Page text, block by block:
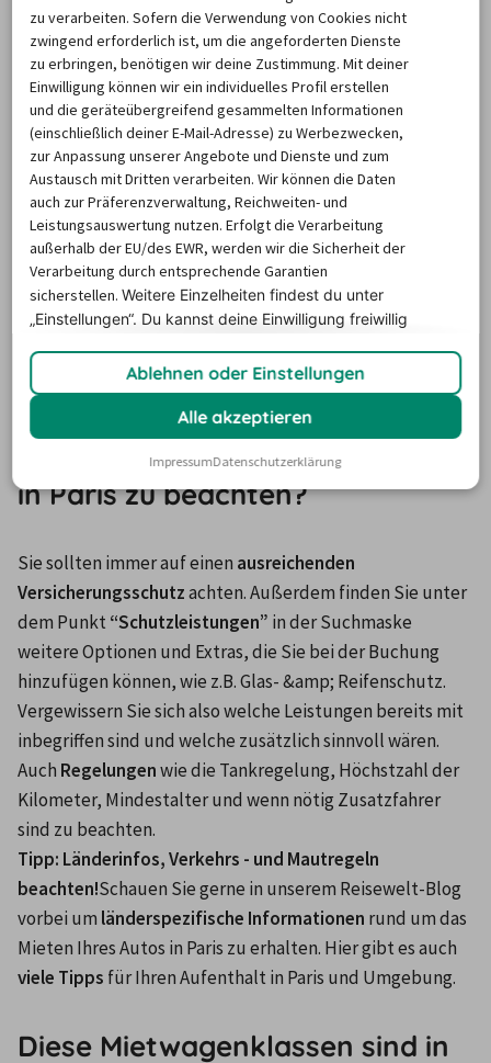
Wer mit einem Mietwagen Paris entdecken möchte,
entscheidet sich meist für ausgewählte Extras, um das
Fahrzeug ganz seinen Bedürfnissen anzupassen. So
Automatikschaltung verfügen. Damit kommen Sie
bequem durch den Straßenverkehr der lebhaften
Hauptstadt. Sollten Sie auch diese Option wünschen,
setzen Sie einfach bei Ihrer Suche auf billiger-
mietwagen.de ein Häkchen in das entsprechende
Kästchen. Familien, die ein Auto mieten und Paris
bereisen, fügen Ihrer Reservierung meist Kindersitze
hinzu. An dritter Stelle der beliebtesten Optionen folgen
die Navigationsgeräte, die Ihnen helfen in der großen
Metropole immer ans Ziel zu kommen.
Was ist beim Mieten eines Autos
in Paris zu beachten?
Sie sollten immer auf einen ausreichenden
Versicherungsschutz achten. Außerdem finden Sie unter
dem Punkt “Schutzleistungen” in der Suchmaske
weitere Optionen und Extras, die Sie bei der Buchung
hinzufügen können, wie z.B. Glas- &amp; Reifenschutz.
Vergewissern Sie sich also welche Leistungen bereits mit
inbegriffen sind und welche zusätzlich sinnvoll wären.
Auch Regelungen wie die Tankregelung, Höchstzahl der
Kilometer, Mindestalter und wenn nötig Zusatzfahrer
sind zu beachten.
Tipp: Länderinfos, Verkehrs - und Mautregeln
beachten!Schauen Sie gerne in unserem Reisewelt-Blog
vorbei um länderspezifische Informationen rund um das
viele Tipps für Ihren Aufenthalt in Paris und Umgebung.
Diese Mietwagenklassen sind in
zu verarbeiten. Sofern die Verwendung von Cookies nicht
zwingend erforderlich ist, um die angeforderten Dienste
zu erbringen, benötigen wir deine Zustimmung. Mit deiner
Einwilligung können wir ein individuelles Profil erstellen
und die geräteübergreifend gesammelten Informationen
(einschließlich deiner E-Mail-Adresse) zu Werbezwecken,
zur Anpassung unserer Angebote und Dienste und zum
Austausch mit Dritten verarbeiten. Wir können die Daten
auch zur Präferenzverwaltung, Reichweiten- und
Leistungsauswertung nutzen. Erfolgt die Verarbeitung
außerhalb der EU/des EWR, werden wir die Sicherheit der
Verarbeitung durch entsprechende Garantien
sicherstellen.Weitere Einzelheiten findest du unter
„Einstellungen“. Du kannst deine Einwilligung freiwillig
Ablehnen oder Einstellungen
Alle akzeptieren
ImpressumDatenschutzerklärung